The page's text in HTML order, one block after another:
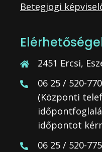
Betegjogi
2451 Ercsi,
06 25 / 520-
(Központi
időpontot
06 25 / 520-